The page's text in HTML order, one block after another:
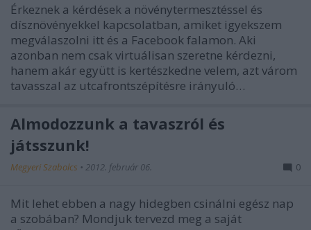
Érkeznek a kérdések a növénytermesztéssel és
dísznövényekkel kapcsolatban, amiket igyekszem
megválaszolni itt és a Facebook falamon. Aki
azonban nem csak virtuálisan szeretne kérdezni,
hanem akár együtt is kertészkedne velem, azt várom
tavasszal az utcafrontszépítésre irányuló…
Álmodozzunk a tavaszról és
játsszunk!
Megyeri Szabolcs • 2012. február 06. 0
Mit lehet ebben a nagy hidegben csinálni egész nap
a szobában? Mondjuk tervezd meg a saját